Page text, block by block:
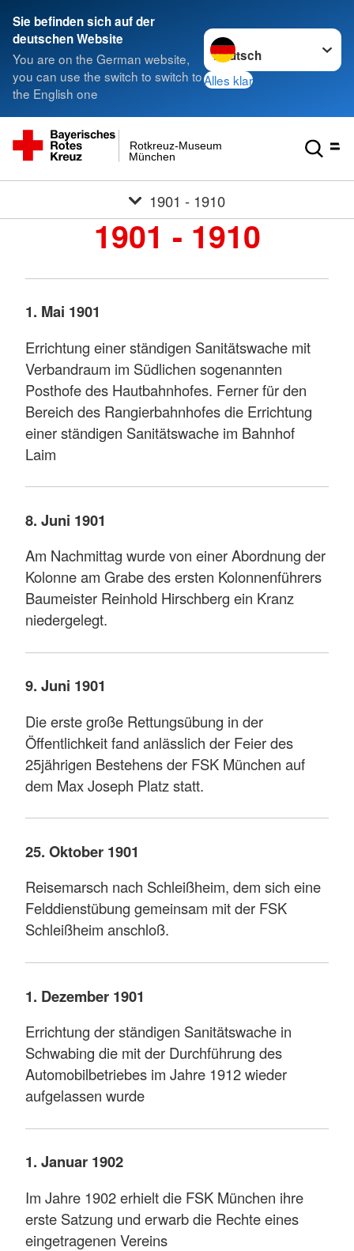
Sie befinden sich auf der
deutschen Website
You are on the German website,
you can use the switch to switch to
the English one
Sprache wechseln zu
Alles klar
München
Rotkreuz-Museum
1901 - 1910
1901 - 1910
1. Mai 1901
Errichtung einer ständigen Sanitätswache mit
Verbandraum im Südlichen sogenannten
Posthofe des Hautbahnhofes. Ferner für den
Bereich des Rangierbahnhofes die Errichtung
einer ständigen Sanitätswache im Bahnhof
Laim
8. Juni 1901
Am Nachmittag wurde von einer Abordnung der
Kolonne am Grabe des ersten Kolonnenführers
Baumeister Reinhold Hirschberg ein Kranz
niedergelegt.
9. Juni 1901
Die erste große Rettungsübung in der
Öffentlichkeit fand anlässlich der Feier des
25jährigen Bestehens der FSK München auf
dem Max Joseph Platz statt.
25. Oktober 1901
Reisemarsch nach Schleißheim, dem sich eine
Felddienstübung gemeinsam mit der FSK
Schleißheim anschloß.
1. Dezember 1901
Errichtung der ständigen Sanitätswache in
Schwabing die mit der Durchführung des
Automobilbetriebes im Jahre 1912 wieder
aufgelassen wurde
1. Januar 1902
Im Jahre 1902 erhielt die FSK München ihre
erste Satzung und erwarb die Rechte eines
eingetragenen Vereins